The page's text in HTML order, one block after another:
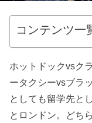
コンテンツ一
ホットドックvsク
ータクシーvsブラ
としても留学先と
とロンドン。どち